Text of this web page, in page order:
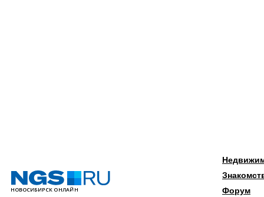
Форум